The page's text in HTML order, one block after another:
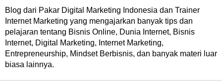
Blog dari Pakar Digital Marketing Indonesia dan Trainer
Internet Marketing yang mengajarkan banyak tips dan
pelajaran tentang Bisnis Online, Dunia Internet, Bisnis
Internet, Digital Marketing, Internet Marketing,
Entrepreneurship, Mindset Berbisnis, dan banyak materi luar
biasa lainnya.